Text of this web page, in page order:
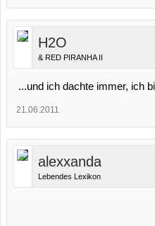
H2O
& RED PIRANHA II
...und ich dachte immer, ich
21.06.2011
alexxanda
Lebendes Lexikon